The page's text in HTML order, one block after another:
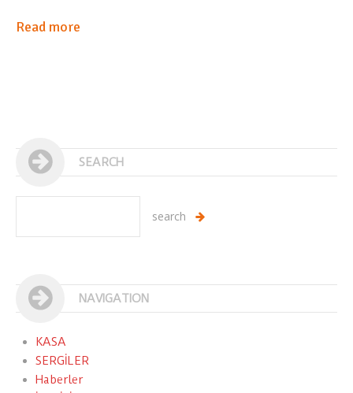
Read more
SEARCH
NAVIGATION
KASA
SERGİLER
Haberler